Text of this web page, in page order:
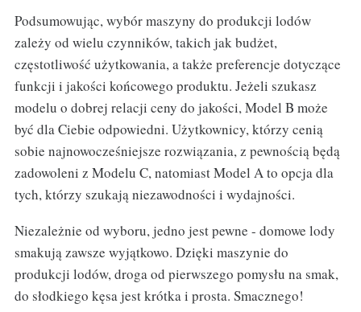
Podsumowując, wybór maszyny do produkcji lodów
zależy od wielu czynników, takich jak budżet,
częstotliwość użytkowania, a także preferencje dotyczące
funkcji i jakości końcowego produktu. Jeżeli szukasz
modelu o dobrej relacji ceny do jakości, Model B może
być dla Ciebie odpowiedni. Użytkownicy, którzy cenią
sobie najnowocześniejsze rozwiązania, z pewnością będą
zadowoleni z Modelu C, natomiast Model A to opcja dla
tych, którzy szukają niezawodności i wydajności.
Niezależnie od wyboru, jedno jest pewne - domowe lody
smakują zawsze wyjątkowo. Dzięki maszynie do
produkcji lodów, droga od pierwszego pomysłu na smak,
do słodkiego kęsa jest krótka i prosta. Smacznego!